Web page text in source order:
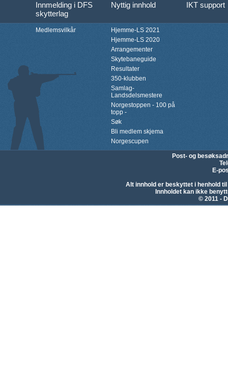
Innmelding i DFS
skytterlag
Nyttig innhold IKT support
Medlemsvilkår
Hjemme-LS 2021
Hjemme-LS 2020
Arrangementer
Skytebaneguide
Resultater
350-klubben
Samlag-
Landsdelsmestere
Norgestoppen - 100 på
topp -
Søk
Bli medlem skjema
Norgescupen
Post- og
E-
Alt innhold er beskyttet i henhold
Innholdet kan ikke
© 2011 -